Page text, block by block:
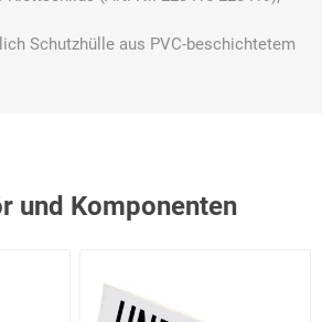
Schutzhülle aus PVC-beschichtetem
und Komponenten